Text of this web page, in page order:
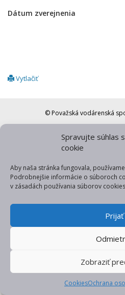
Spravujte súhlas
cookie
Aby naša stránka fungovala,
Podrobnejšie informácie o súboroch
v zásadách používania súborov
Prijať
Zobraziť
CookiesOchrana
Dátum zverejnenia
Vytlačiť
© Považská vodárenská